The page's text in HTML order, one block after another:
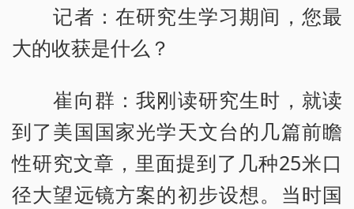
记者：在研究生学习期间，您最
大的收获是什么？
崔向群：我刚读研究生时，就读
到了美国国家光学天文台的几篇前瞻
性研究文章，里面提到了几种25米口
径大望远镜方案的初步设想。当时国